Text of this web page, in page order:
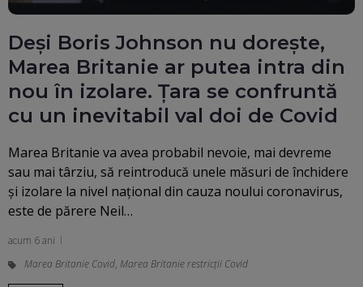
Deși Boris Johnson nu dorește,
Marea Britanie ar putea intra din
nou în izolare. Țara se confruntă
cu un inevitabil val doi de Covid
Marea Britanie va avea probabil nevoie, mai devreme
sau mai târziu, să reintroducă unele măsuri de închidere
şi izolare la nivel naţional din cauza noului coronavirus,
este de părere Neil…
acum 6 ani
Marea Britanie Covid, Marea Britanie restricții Covid